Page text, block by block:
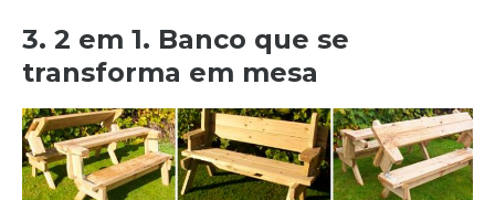
3. 2 em 1. Banco que se
transforma em mesa